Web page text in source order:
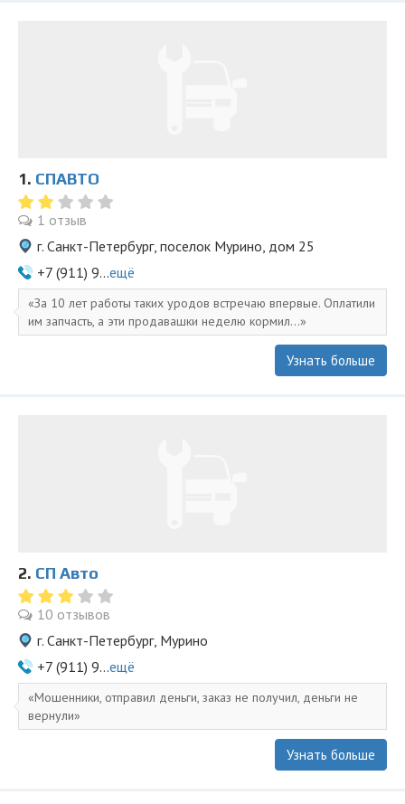
1. СПАВТО
1 отзыв
г. Санкт-Петербург, поселок Мурино, дом 25
+7 (911) 9...ещё
За 10 лет работы таких уродов встречаю впервые. Оплатили
им запчасть, а эти продавашки неделю кормил...
Узнать больше
2. СП Авто
10 отзывов
г. Санкт-Петербург, Мурино
+7 (911) 9...ещё
Мошенники, отправил деньги, заказ не получил, деньги не
вернули
Узнать больше